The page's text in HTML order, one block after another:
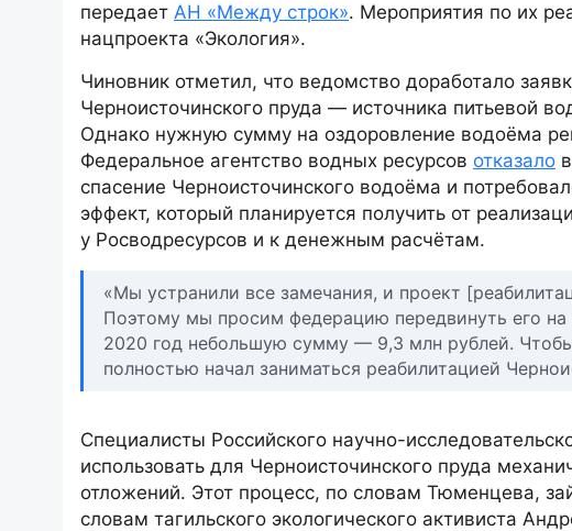
передает АН «Между строк». Мероприятия по их
нацпроекта «Экология».
Чиновник отметил, что ведомство доработало
Черноисточинского пруда — источника питьевой
Однако нужную сумму на оздоровление водоёма
Федеральное агентство водных ресурсов отказало
спасение Черноисточинского водоёма и
эффект, который планируется получить от
у Росводресурсов и к денежным расчётам.
«Мы устранили все замечания, и проект
Поэтому мы просим федерацию передвинуть его
2020 год небольшую сумму — 9,3 млн рублей.
полностью начал заниматься реабилитацией
Специалисты Российского научно-
использовать для Черноисточинского пруда
отложений. Этот процесс, по словам Тюменцева,
словам тагильского экологического активиста